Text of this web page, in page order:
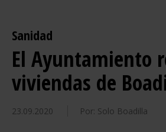
Sanidad
El Ayuntamiento
viviendas de
23.09.2020 Por: Solo Boadilla